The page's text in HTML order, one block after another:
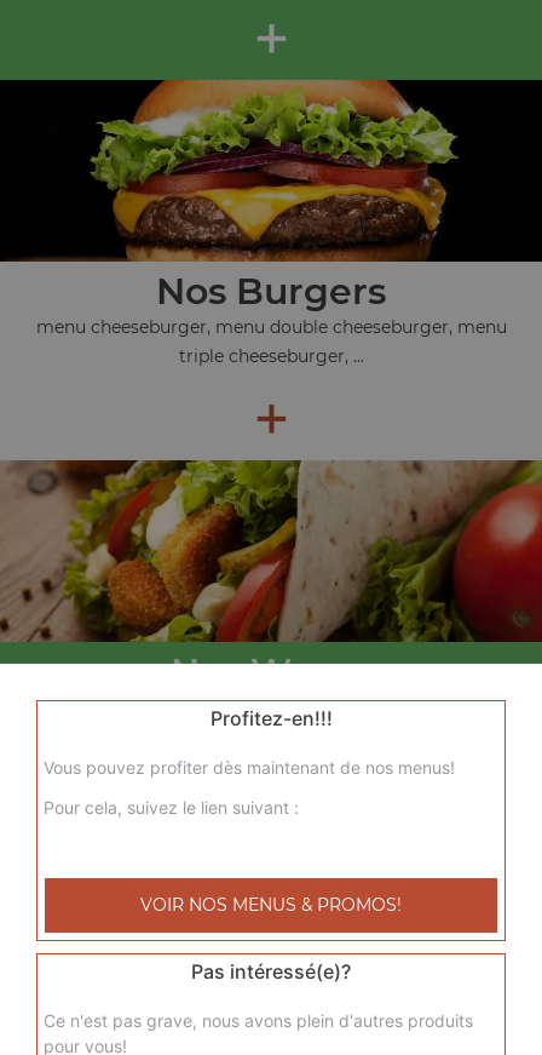
+
Nos Burgers
menu cheeseburger, menu double cheeseburger, menu
triple cheeseburger, ...
+
Nos Wraps
menu wrap tenders, menu wrap tenders steak
+
Nos Tacos
Profitez-en!!!
Vous pouvez profiter dès maintenant de nos menus!
Pour cela, suivez le lien suivant :
VOIR NOS MENUS & PROMOS!
Pas intéressé(e)?
Ce n'est pas grave, nous avons plein d'autres produits
pour vous!